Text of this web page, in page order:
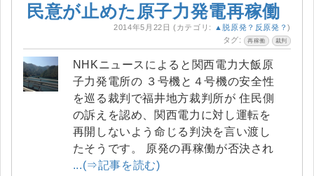
民意が止めた原子力発電再稼働
2014年5月22日 (カテゴリ: ▲脱原発？反原発？)
タグ:
再稼働 裁判
NHKニュースによると関西電力大飯原
子力発電所の ３号機と４号機の安全性
を巡る裁判で福井地方裁判所が 住民側
の訴えを認め、関西電力に対し運転を
再開しないよう命じる判決を言い渡し
たそうです。 原発の再稼働が否決され
...(⇒記事を読む)